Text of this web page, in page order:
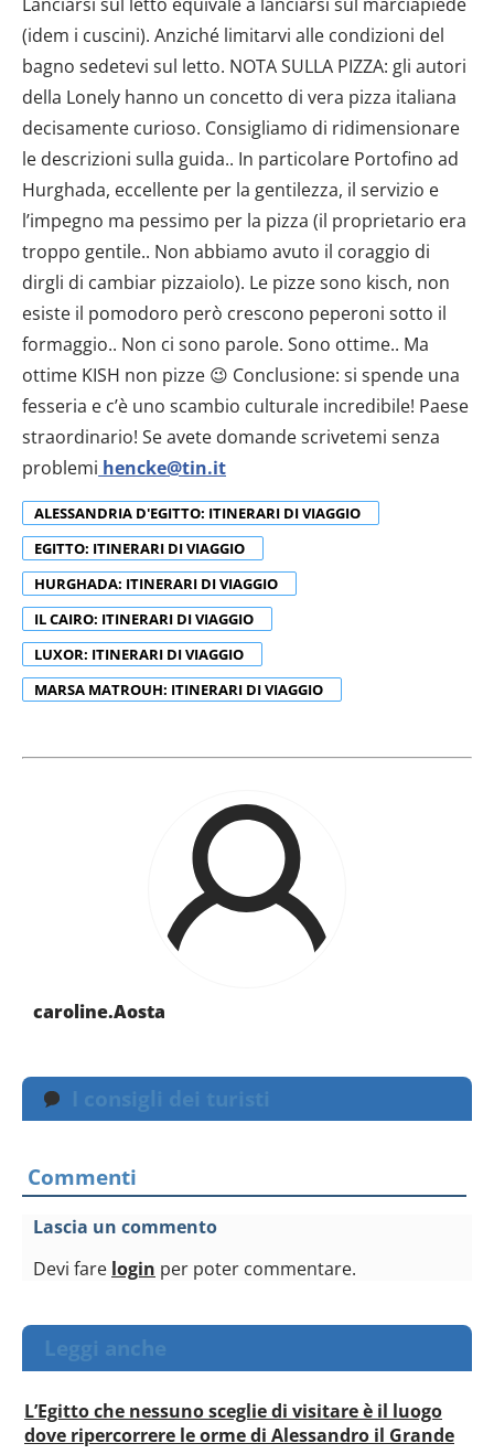
hencke@tin.it
ALESSANDRIA D'EGITTO: ITINERARI DI VIAGGIO
EGITTO: ITINERARI DI VIAGGIO
HURGHADA: ITINERARI DI VIAGGIO
IL CAIRO: ITINERARI DI VIAGGIO
LUXOR: ITINERARI DI VIAGGIO
MARSA MATROUH: ITINERARI DI VIAGGIO
caroline.Aosta
I consigli dei turisti
Commenti
Lascia un commento
Devi fare login per poter commentare.
Leggi anche
L’Egitto che nessuno sceglie di visitare è il luogo
dove ripercorrere le orme di Alessandro il Grande